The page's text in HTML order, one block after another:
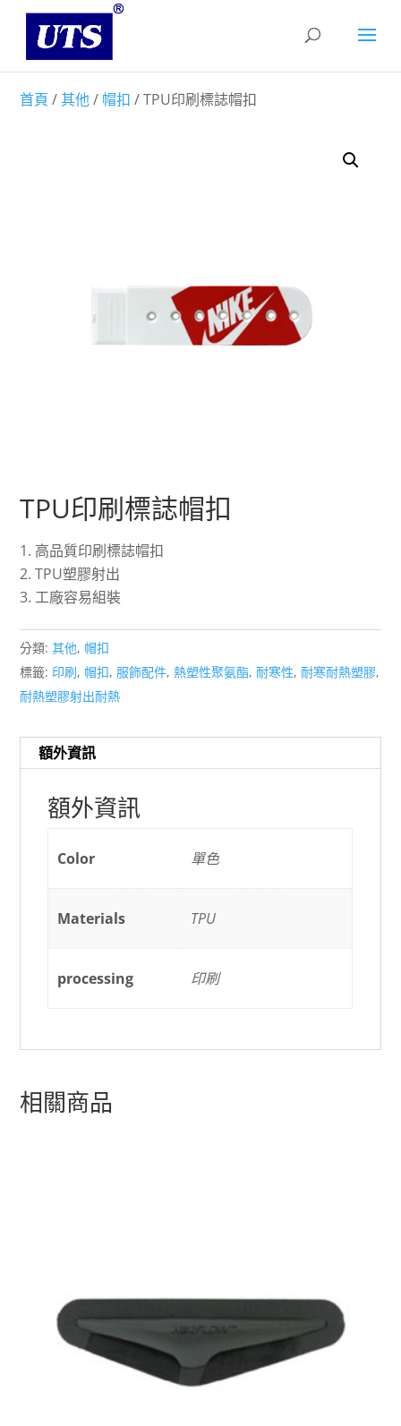
首頁 /其他/ 帽扣 / TPU印刷標誌帽扣
TPU印刷標誌帽扣
高品質印刷標誌帽扣
TPU塑膠射出
工廠容易組裝
分類:其他, 帽扣
標籤: 印刷, 帽扣, 服飾配件,熱塑性聚氨酯,耐寒性,耐寒耐熱塑膠,
耐熱塑膠射出耐熱
額外資訊
額外資訊
Color 單色
Materials TPU
processing 印刷
相關商品